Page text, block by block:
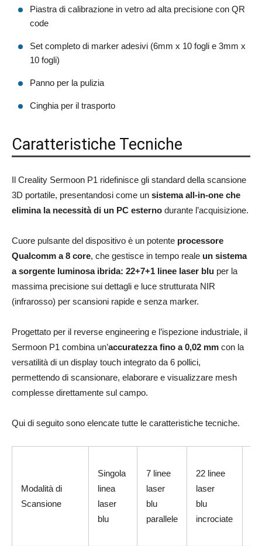
Piastra di calibrazione in vetro ad alta precisione con QR
code
Set completo di marker adesivi (6mm x 10 fogli e 3mm x
10 fogli)
Panno per la pulizia
Cinghia per il trasporto
Caratteristiche Tecniche
Il Creality Sermoon P1 ridefinisce gli standard della scansione
3D portatile, presentandosi come un sistema all-in-one che
elimina la necessità di un PC esterno durante l’acquisizione.
Cuore pulsante del dispositivo è un potente processore
Qualcomm a 8 core, che gestisce in tempo reale un sistema
a sorgente luminosa ibrida: 22+7+1 linee laser blu per la
massima precisione sui dettagli e luce strutturata NIR
(infrarosso) per scansioni rapide e senza marker.
Progettato per il reverse engineering e l’ispezione industriale, il
Sermoon P1 combina un’accuratezza fino a 0,02 mm con la
versatilità di un display touch integrato da 6 pollici,
permettendo di scansionare, elaborare e visualizzare mesh
complesse direttamente sul campo.
Qui di seguito sono elencate tutte le caratteristiche tecniche.
Modalità di
Scansione
Singola
linea
laser
blu
7 linee
laser
blu
parallele
22 linee
laser
blu
incrociate